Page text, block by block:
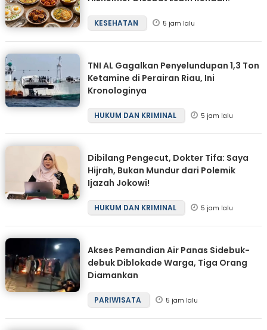
KESEHATAN 5 jam lalu
TNI AL Gagalkan Penyelundupan 1,3 Ton
Ketamine di Perairan Riau, Ini
Kronologinya
HUKUM DAN KRIMINAL 5 jam lalu
Dibilang Pengecut, Dokter Tifa: Saya
Hijrah, Bukan Mundur dari Polemik
Ijazah Jokowi!
HUKUM DAN KRIMINAL 5 jam lalu
Akses Pemandian Air Panas Sidebuk-
debuk Diblokade Warga, Tiga Orang
Diamankan
PARIWISATA 5 jam lalu